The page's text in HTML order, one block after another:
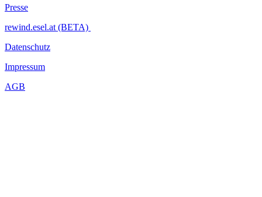
Presse
rewind.esel.at (BETA)
Datenschutz
Impressum
AGB